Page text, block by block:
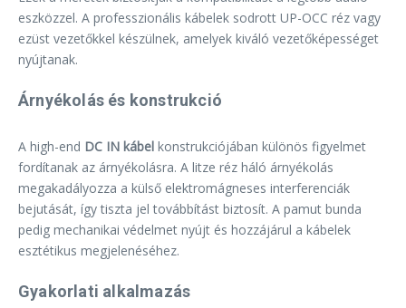
eszközzel. A professzionális kábelek sodrott UP-OCC réz vagy
ezüst vezetőkkel készülnek, amelyek kiváló vezetőképességet
nyújtanak.
Árnyékolás és konstrukció
A high-end DC IN kábel konstrukciójában különös figyelmet
fordítanak az árnyékolásra. A litze réz háló árnyékolás
megakadályozza a külső elektromágneses interferenciák
bejutását, így tiszta jel továbbítást biztosít. A pamut bunda
pedig mechanikai védelmet nyújt és hozzájárul a kábelek
esztétikus megjelenéséhez.
Gyakorlati alkalmazás